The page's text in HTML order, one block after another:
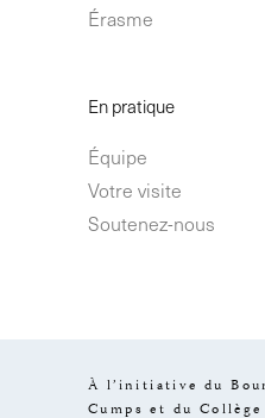
Érasme
En pratique
Équipe
Votre visite
Soutenez-nous
À l’initiative du
Cumps et du